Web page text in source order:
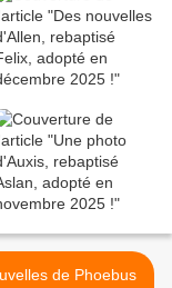
de Phoebus